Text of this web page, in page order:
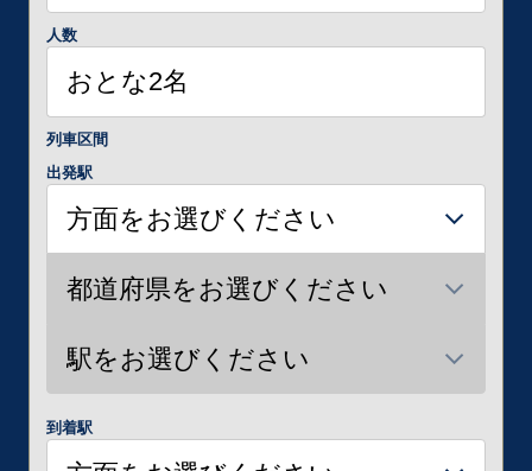
人数
列車区間
出発駅
到着駅